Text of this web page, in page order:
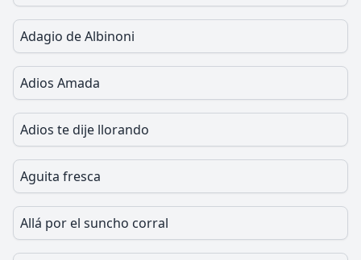
Adagio de Albinoni
Adios Amada
Adios te dije llorando
Aguita fresca
Allá por el suncho corral